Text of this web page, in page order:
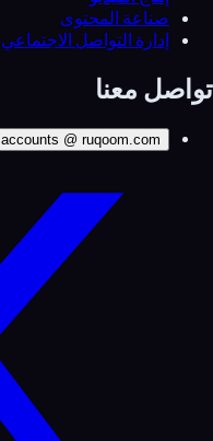
صناعة المحتوى
إدارة التواصل الاجتماعي
تواصل معنا
accounts @ ruqoom.com